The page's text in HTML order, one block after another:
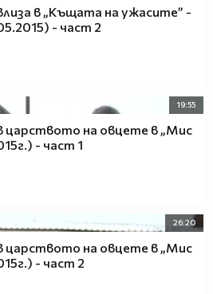
в „Къщата на ужасите” -
- част 2
19:55
царството на овцете в „Мис
- част 1
26:20
царството на овцете в „Мис
- част 2